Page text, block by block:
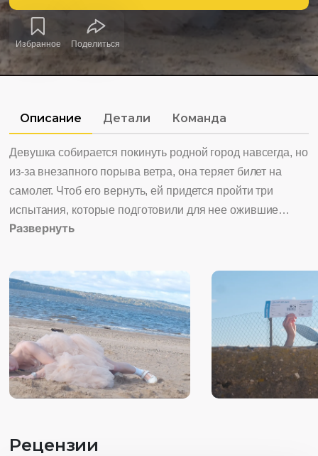
Избранное Поделиться
Описание Детали Команда
Девушка собирается покинуть родной город навсегда, но
из-за внезапного порыва ветра, она теряет билет на
самолет. Чтоб его вернуть, ей придется пройти три
испытания, которые подготовили для нее ожившие
игрушки из ее детства: переступить через страх - с
чаще звучит вопрос: а действительно ли она хочет
уезжать?
Развернуть
Рецензии